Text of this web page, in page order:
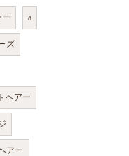
ー a
ズ
ヘアー
アー